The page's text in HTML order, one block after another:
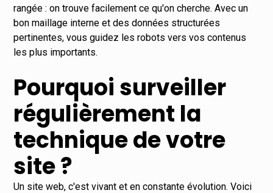
rangée : on trouve facilement ce qu'on cherche. Avec un
bon maillage interne et des données structurées
pertinentes, vous guidez les robots vers vos contenus
les plus importants.
Pourquoi surveiller
régulièrement la
technique de votre
site ?
Un site web, c'est vivant et en constante évolution. Voici